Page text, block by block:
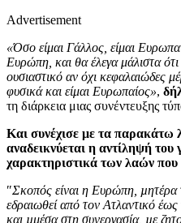
Advertisement
«Όσο είμαι Γάλλος, είμαι
Ευρώπη, και θα έλεγα μάλιστα
ουσιαστικό αν όχι κεφαλαιώδες
φυσικά και είμαι Ευρωπαίος»,
τη διάρκεια μιας συνέντευξης
Και συνέχισε με τα παρακάτω
αναδεικνύεται η αντίληψή του
χαρακτηριστικά των λαών
″Σκοπός είναι η Ευρώπη, µητέρα
εδραιωθεί από τον Ατλαντικό
και µμέσα στη συνεργασία, µε